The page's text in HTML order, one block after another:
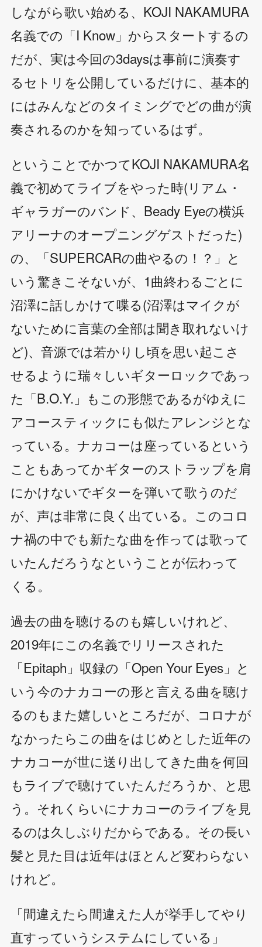
しながら歌い始める、KOJI NAKAMURA
名義での「I Know」からスタートするの
だが、実は今回の3daysは事前に演奏す
るセトリを公開しているだけに、基本的
にはみんなどのタイミングでどの曲が演
奏されるのかを知っているはず。
ということでかつてKOJI NAKAMURA名
義で初めてライブをやった時(リアム・
ギャラガーのバンド、Beady Eyeの横浜
アリーナのオープニングゲストだった)
の、「SUPERCARの曲やるの！？」と
いう驚きこそないが、1曲終わるごとに
沼澤に話しかけて喋る(沼澤はマイクが
ないために言葉の全部は聞き取れないけ
ど)、音源では若かりし頃を思い起こさ
せるように瑞々しいギターロックであっ
た「B.O.Y.」もこの形態であるがゆえに
アコースティックにも似たアレンジとな
っている。ナカコーは座っているという
こともあってかギターのストラップを肩
にかけないでギターを弾いて歌うのだ
が、声は非常に良く出ている。このコロ
ナ禍の中でも新たな曲を作っては歌って
いたんだろうなということが伝わって
くる。
過去の曲を聴けるのも嬉しいけれど、
2019年にこの名義でリリースされた
「Epitaph」収録の「Open Your Eyes」と
いう今のナカコーの形と言える曲を聴け
るのもまた嬉しいところだが、コロナが
なかったらこの曲をはじめとした近年の
ナカコーが世に送り出してきた曲を何回
もライブで聴けていたんだろうか、と思
う。それくらいにナカコーのライブを見
るのは久しぶりだからである。その長い
髪と見た目は近年はほとんど変わらない
けれど。
「間違えたら間違えた人が挙手してやり
直すっていうシステムにしている」